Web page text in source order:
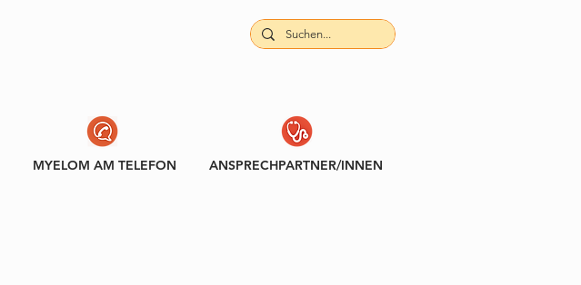
MYELOM AM TELEFON ANSPRECHPARTNER/INNEN